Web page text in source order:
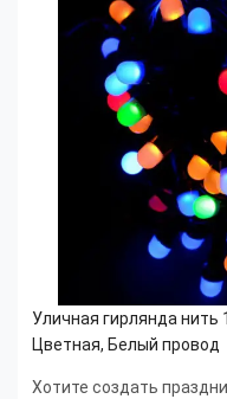
Уличная гирлянда нить
Цветная, Белый провод
Хотите создать